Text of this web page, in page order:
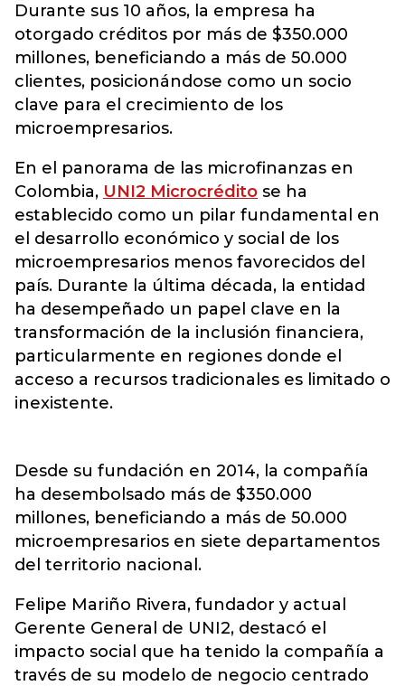
Durante sus 10 años, la empresa ha
otorgado créditos por más de $350.000
millones, beneficiando a más de 50.000
clientes, posicionándose como un socio
clave para el crecimiento de los
microempresarios.
En el panorama de las microfinanzas en
Colombia, UNI2 Microcrédito se ha
establecido como un pilar fundamental en
el desarrollo económico y social de los
microempresarios menos favorecidos del
país. Durante la última década, la entidad
ha desempeñado un papel clave en la
transformación de la inclusión financiera,
particularmente en regiones donde el
acceso a recursos tradicionales es limitado o
inexistente.
Desde su fundación en 2014, la compañía
ha desembolsado más de $350.000
millones, beneficiando a más de 50.000
microempresarios en siete departamentos
del territorio nacional.
Felipe Mariño Rivera, fundador y actual
Gerente General de UNI2, destacó el
impacto social que ha tenido la compañía a
través de su modelo de negocio centrado